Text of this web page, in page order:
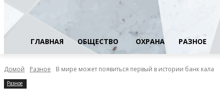
ГЛАВНАЯ ОБЩЕСТВО ОХРАНА РАЗНОЕ
Домой Разное В мире может появиться первый в истории банк кала
Разное